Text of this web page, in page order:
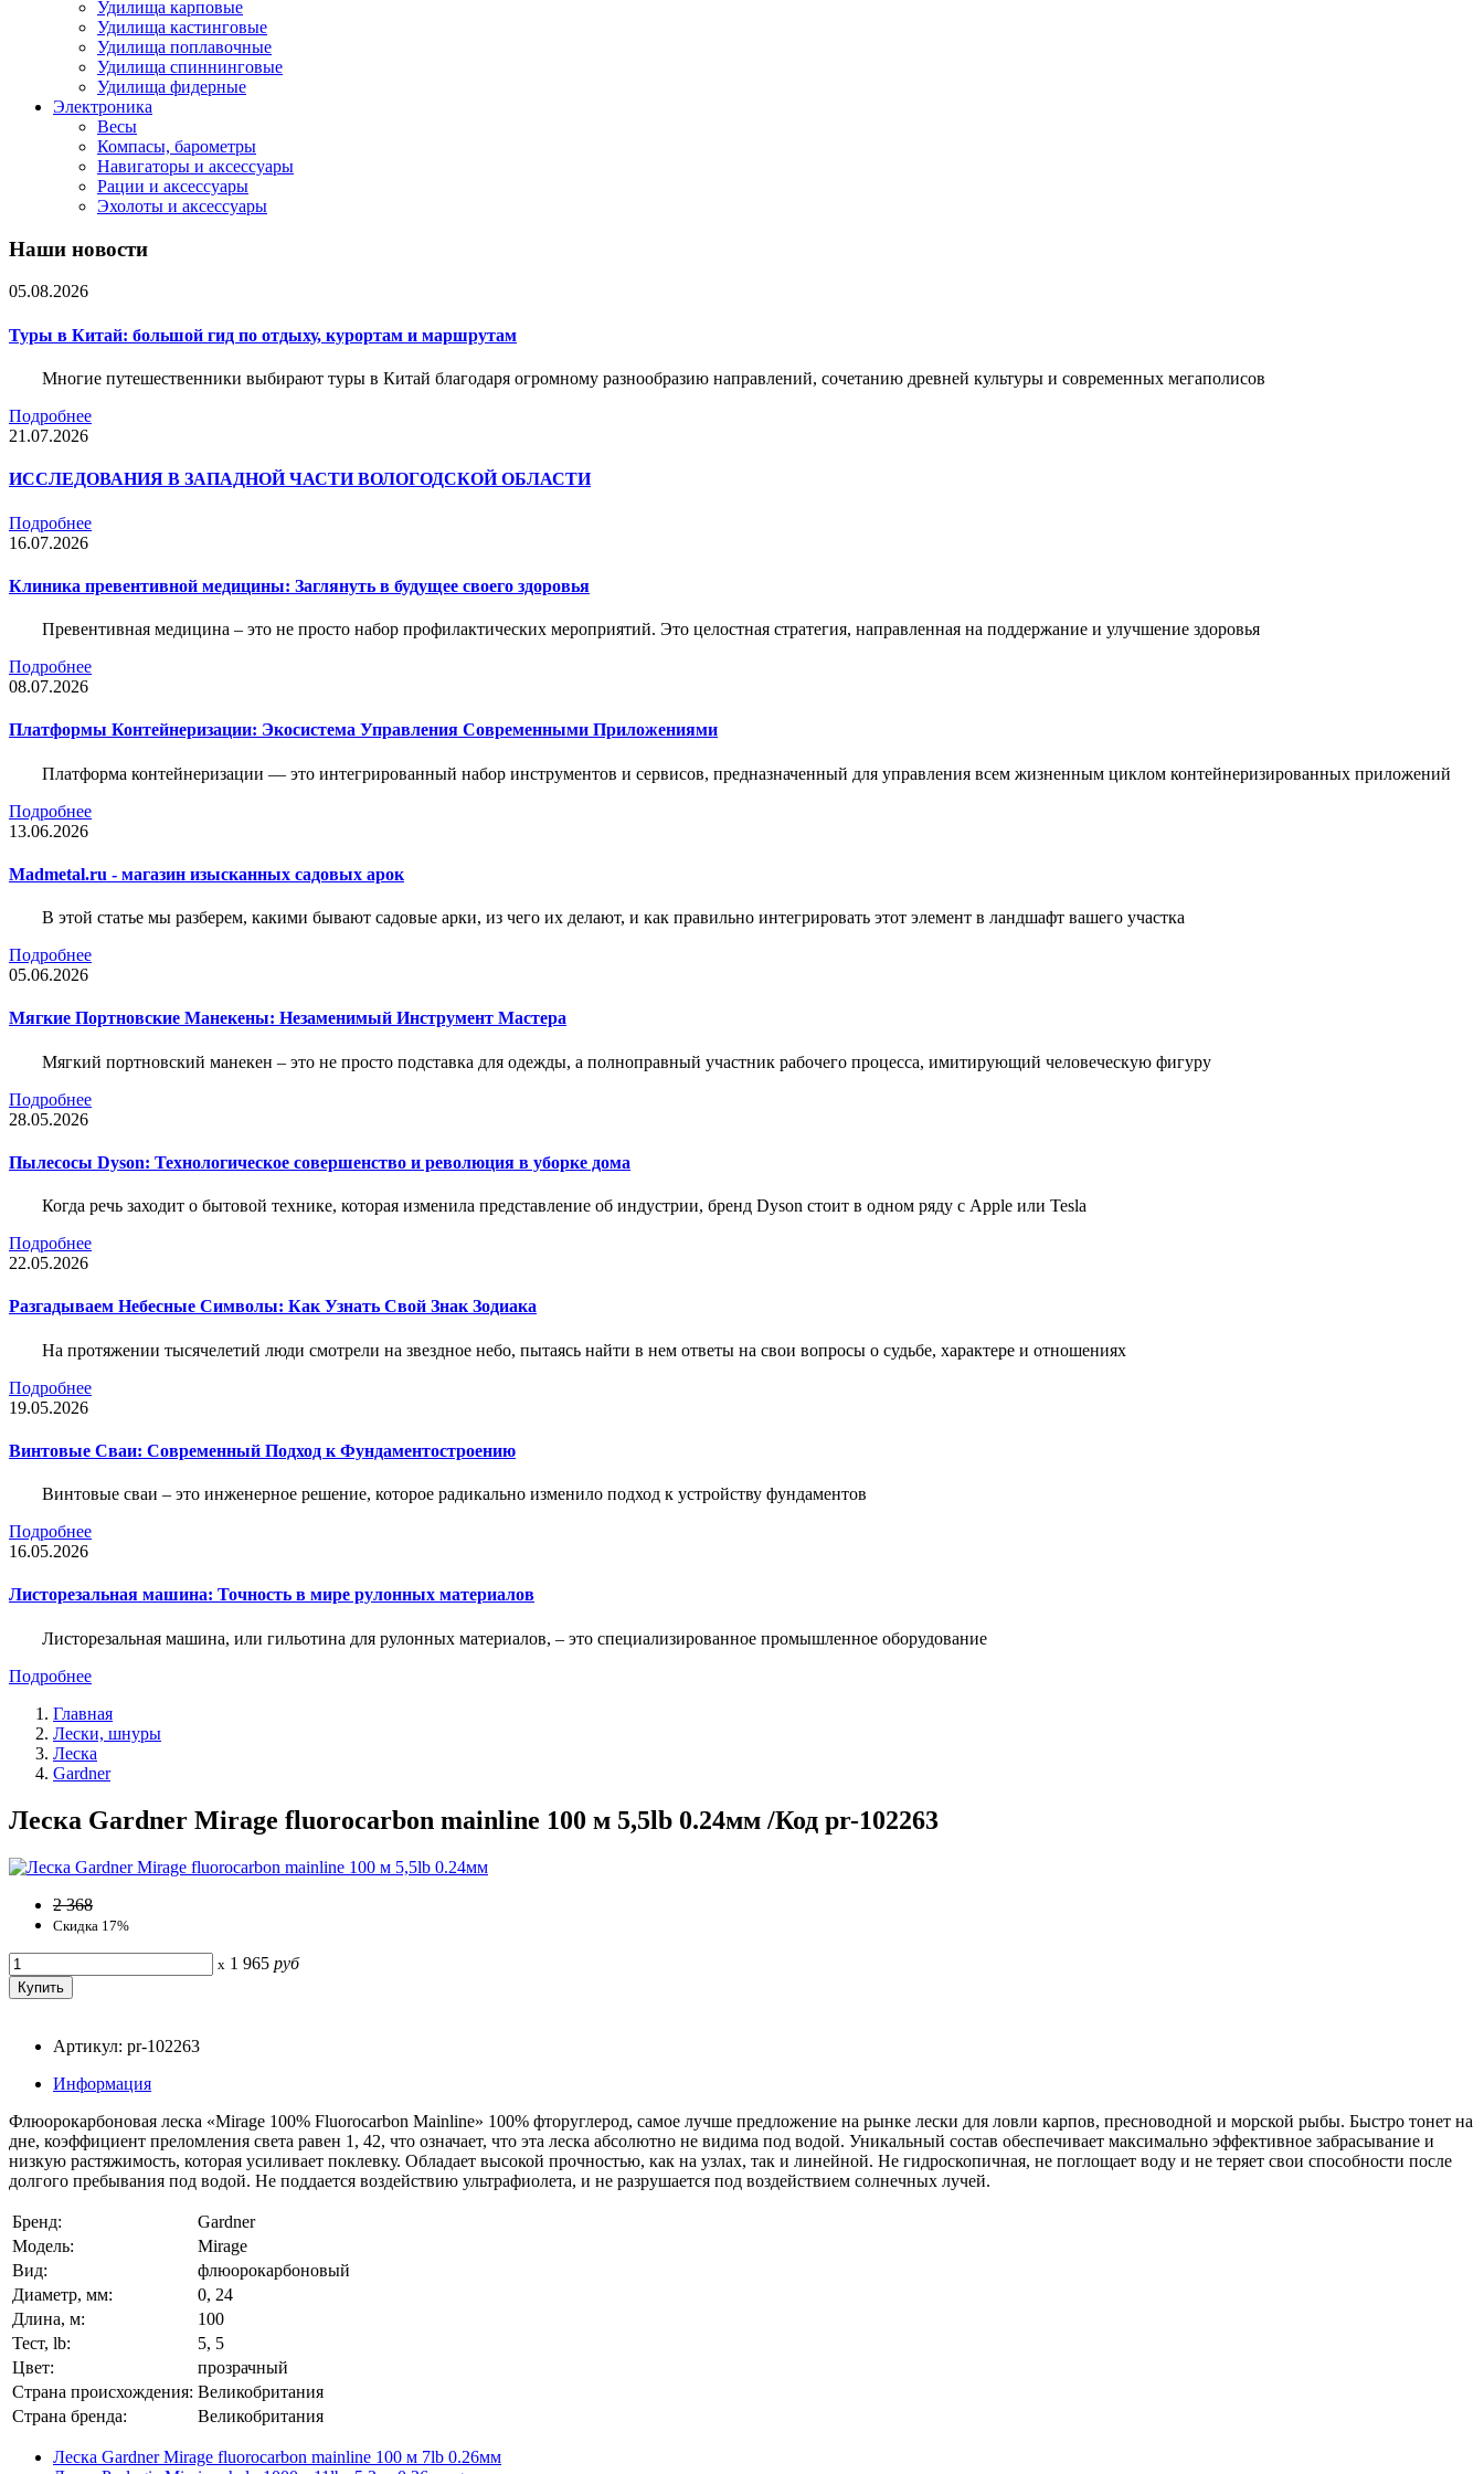
Удилища карповые
Удилища кастинговые
Удилища поплавочные
Удилища спиннинговые
Удилища фидерные
Электроника
Весы
Компасы, барометры
Навигаторы и аксессуары
Рации и аксессуары
Эхолоты и аксессуары
Наши новости
05.08.2026
Туры в Китай: большой гид по отдыху, курортам и маршрутам
Многие путешественники выбирают туры в Китай благодаря огромному разнообразию направлений, сочетанию древней культуры и современных мегаполисов
Подробнее
21.07.2026
ИССЛЕДОВАНИЯ В ЗАПАДНОЙ ЧАСТИ ВОЛОГОДСКОЙ ОБЛАСТИ
Подробнее
16.07.2026
Клиника превентивной медицины: Заглянуть в будущее своего здоровья
Превентивная медицина – это не просто набор профилактических мероприятий. Это целостная стратегия, направленная на поддержание и улучшение здоровья
Подробнее
08.07.2026
Платформы Контейнеризации: Экосистема Управления Современными Приложениями
Платформа контейнеризации — это интегрированный набор инструментов и сервисов, предназначенный для управления всем жизненным циклом контейнеризированных приложений
Подробнее
13.06.2026
Madmetal.ru - магазин изысканных садовых арок
В этой статье мы разберем, какими бывают садовые арки, из чего их делают, и как правильно интегрировать этот элемент в ландшафт вашего участка
Подробнее
05.06.2026
Мягкие Портновские Манекены: Незаменимый Инструмент Мастера
Мягкий портновский манекен – это не просто подставка для одежды, а полноправный участник рабочего процесса, имитирующий человеческую фигуру
Подробнее
28.05.2026
Пылесосы Dyson: Технологическое совершенство и революция в уборке дома
Когда речь заходит о бытовой технике, которая изменила представление об индустрии, бренд Dyson стоит в одном ряду с Apple или Tesla
Подробнее
22.05.2026
Разгадываем Небесные Символы: Как Узнать Свой Знак Зодиака
На протяжении тысячелетий люди смотрели на звездное небо, пытаясь найти в нем ответы на свои вопросы о судьбе, характере и отношениях
Подробнее
19.05.2026
Винтовые Сваи: Современный Подход к Фундаментостроению
Винтовые сваи – это инженерное решение, которое радикально изменило подход к устройству фундаментов
Подробнее
16.05.2026
Листорезальная машина: Точность в мире рулонных материалов
Листорезальная машина, или гильотина для рулонных материалов, – это специализированное промышленное оборудование
Подробнее
Главная
Лески, шнуры
Леска
Gardner
Леска Gardner Mirage fluorocarbon mainline 100 м 5,5lb 0.24мм /Код pr-102263
2 368
Скидка 17%
x 1 965 руб
Артикул: pr-102263
Информация
Флюорокарбоновая леска «Mirage 100% Fluorocarbon Mainline» 100% фторуглерод, самое лучше предложение на рынке лески для ловли карпов, пресноводной и морской рыбы. Быстро тонет на
дне, коэффициент преломления света равен 1, 42, что означает, что эта леска абсолютно не видима под водой. Уникальный состав обеспечивает максимально эффективное забрасывание и
низкую растяжимость, которая усиливает поклевку. Обладает высокой прочностью, как на узлах, так и линейной. Не гидроскопичная, не поглощает воду и не теряет свои способности после
долгого пребывания под водой. Не поддается воздействию ультрафиолета, и не разрушается под воздействием солнечных лучей.
Бренд:
Gardner
Модель:
Mirage
Вид:
флюорокарбоновый
Диаметр, мм:
0, 24
Длина, м:
100
Тест, lb:
5, 5
Цвет:
прозрачный
Страна происхождения: Великобритания
Страна бренда:
Великобритания
Леска Gardner Mirage fluorocarbon mainline 100 м 7lb 0.26мм